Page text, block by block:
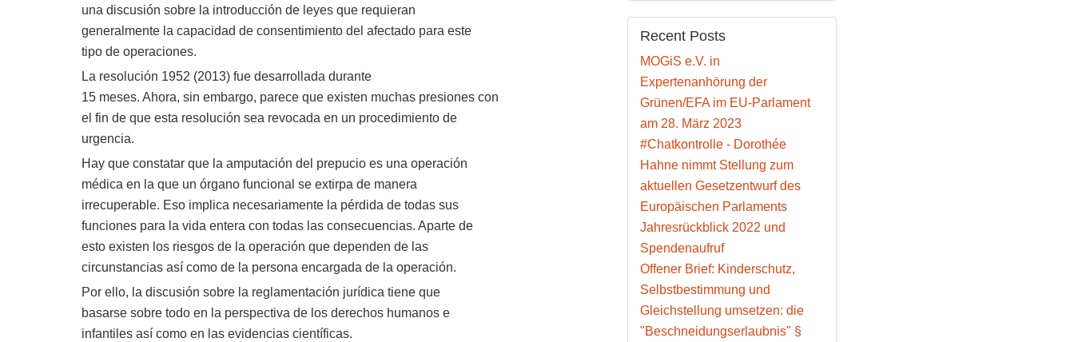
una discusión sobre la introducción de leyes que requieran
generalmente la capacidad de consentimiento del afectado para este
tipo de operaciones.
La resolución 1952 (2013) fue desarrollada durante
15 meses. Ahora, sin embargo, parece que existen muchas presiones con
el fin de que esta resolución sea revocada en un procedimiento de
urgencia.
Hay que constatar que la amputación del prepucio es una operación
médica en la que un órgano funcional se extirpa de manera
irrecuperable. Eso implica necesariamente la pérdida de todas sus
funciones para la vida entera con todas las consecuencias. Aparte de
esto existen los riesgos de la operación que dependen de las
circunstancias así como de la persona encargada de la operación.
Por ello, la discusión sobre la reglamentación jurídica tiene que
basarse sobre todo en la perspectiva de los derechos humanos e
infantiles así como en las evidencias científicas.
Recent Posts
MOGiS e.V. in
Expertenanhörung der
Grünen/EFA im EU-Parlament
am 28. März 2023
#Chatkontrolle - Dorothée
Hahne nimmt Stellung zum
aktuellen Gesetzentwurf des
Europäischen Parlaments
Jahresrückblick 2022 und
Spendenaufruf
Offener Brief: Kinderschutz,
Selbstbestimmung und
Gleichstellung umsetzen: die
"Beschneidungserlaubnis" §